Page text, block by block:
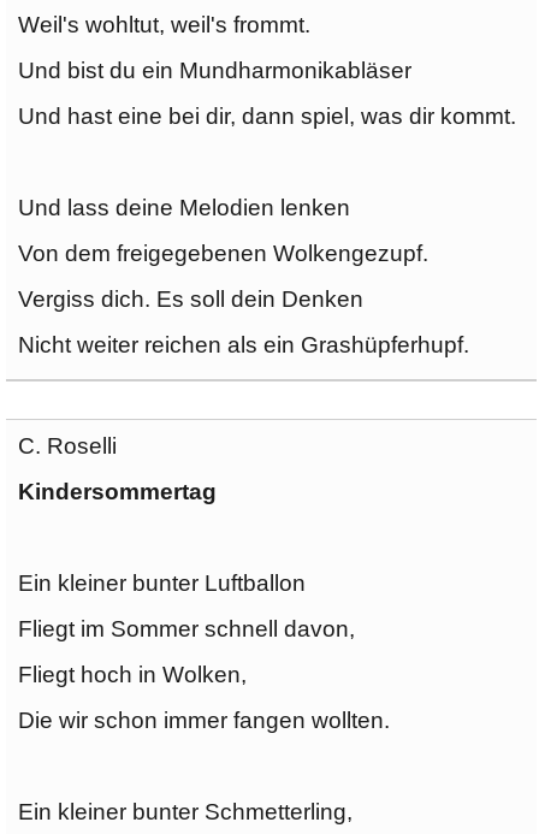
Weil's wohltut, weil's frommt.
Und bist du ein Mundharmonikabläser
Und hast eine bei dir, dann spiel, was dir kommt.
Und lass deine Melodien lenken
Von dem freigegebenen Wolkengezupf.
Vergiss dich. Es soll dein Denken
Nicht weiter reichen als ein Grashüpferhupf.
C. Roselli
Kindersommertag
Ein kleiner bunter Luftballon
Fliegt im Sommer schnell davon,
Fliegt hoch in Wolken,
Die wir schon immer fangen wollten.
Ein kleiner bunter Schmetterling,